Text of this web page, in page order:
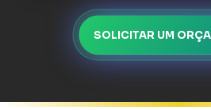
SOLICITAR UM